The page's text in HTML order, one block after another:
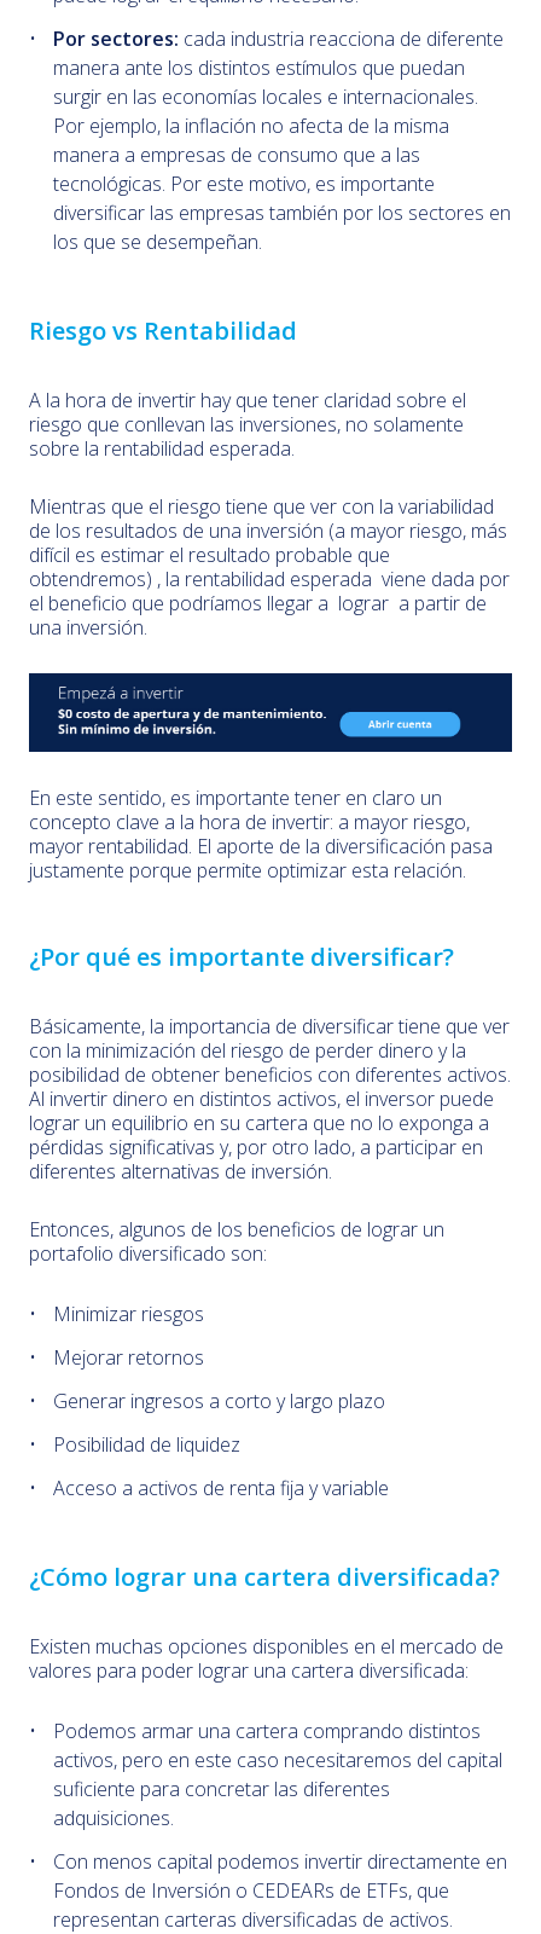
Por sectores: cada industria reacciona de diferente
manera ante los distintos estímulos que puedan
surgir en las economías locales e internacionales.
Por ejemplo, la inflación no afecta de la misma
manera a empresas de consumo que a las
tecnológicas. Por este motivo, es importante
diversificar las empresas también por los sectores en
los que se desempeñan.
Riesgo vs Rentabilidad
A la hora de invertir hay que tener claridad sobre el
riesgo que conllevan las inversiones, no solamente
sobre la rentabilidad esperada.
Mientras que el riesgo tiene que ver con la variabilidad
de los resultados de una inversión (a mayor riesgo, más
difícil es estimar el resultado probable que
obtendremos) , la rentabilidad esperada viene dada por
el beneficio que podríamos llegar a lograr a partir de
una inversión.
En este sentido, es importante tener en claro un
concepto clave a la hora de invertir: a mayor riesgo,
mayor rentabilidad. El aporte de la diversificación pasa
justamente porque permite optimizar esta relación.
¿Por qué es importante diversificar?
Básicamente, la importancia de diversificar tiene que ver
con la minimización del riesgo de perder dinero y la
posibilidad de obtener beneficios con diferentes activos.
Al invertir dinero en distintos activos, el inversor puede
lograr un equilibrio en su cartera que no lo exponga a
pérdidas significativas y, por otro lado, a participar en
diferentes alternativas de inversión.
Entonces, algunos de los beneficios de lograr un
portafolio diversificado son:
Minimizar riesgos
Mejorar retornos
Generar ingresos a corto y largo plazo
Posibilidad de liquidez
Acceso a activos de renta fija y variable
¿Cómo lograr una cartera diversificada?
Existen muchas opciones disponibles en el mercado de
valores para poder lograr una cartera diversificada:
Podemos armar una cartera comprando distintos
activos, pero en este caso necesitaremos del capital
suficiente para concretar las diferentes
adquisiciones.
Con menos capital podemos invertir directamente en
Fondos de Inversión o CEDEARs de ETFs, que
representan carteras diversificadas de activos.